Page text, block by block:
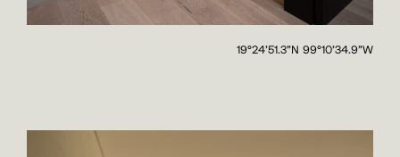
19°24'51.3"N 99°10'34.9"W